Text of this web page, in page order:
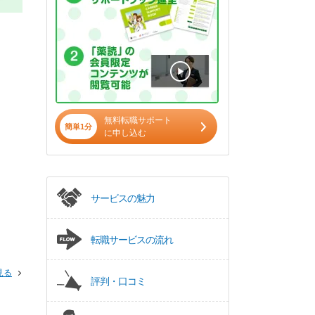
る
簡単1分
無料転職サポート
に申し込む
サービスの魅力
転職サービスの流れ
評判・口コミ